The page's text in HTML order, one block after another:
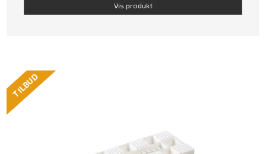
Vis produkt
TILBUD